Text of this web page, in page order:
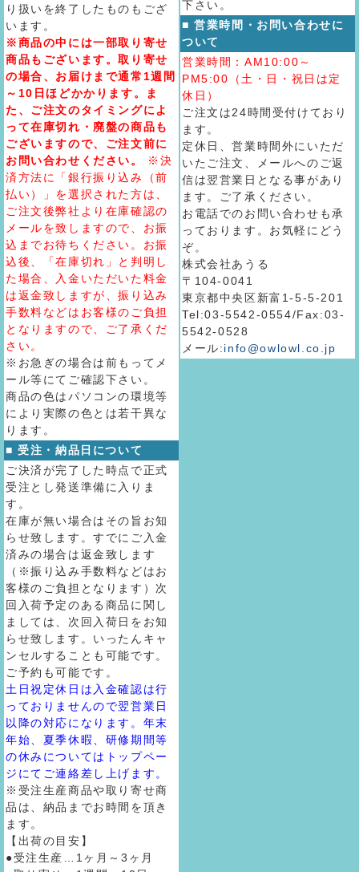
り扱いを終了したものもござ
います。
※商品の中には一部取り寄せ
商品もございます。取り寄せ
の場合、お届けまで通常1週間
～10日ほどかかります。ま
た、ご注文のタイミングによ
って在庫切れ・廃盤の商品も
ございますので、ご注文前に
お問い合わせください。
※決
済方法に「銀行振り込み（前
払い）」を選択された方は、
ご注文後弊社より在庫確認の
メールを致しますので、お振
込までお待ちください。お振
込後、「在庫切れ」と判明し
た場合、入金いただいた料金
は返金致しますが、振り込み
手数料などはお客様のご負担
となりますので、ご了承くだ
さい。
※お急ぎの場合は前もってメ
ール等にてご確認下さい。
商品の色はパソコンの環境等
により実際の色とは若干異な
ります。
■ 受注・納品日について
ご決済が完了した時点で正式
受注とし発送準備に入りま
す。
在庫が無い場合はその旨お知
らせ致します。すでにご入金
済みの場合は返金致します
（※振り込み手数料などはお
客様のご負担となります）次
回入荷予定のある商品に関し
ましては、次回入荷日をお知
らせ致します。いったんキャ
ンセルすることも可能です。
ご予約も可能です。
土日祝定休日は入金確認は行
っておりませんので翌営業日
以降の対応になります。年末
年始、夏季休暇、研修期間等
の休みについてはトップペー
ジにてご連絡差し上げます。
※受注生産商品や取り寄せ商
品は、納品までお時間を頂き
ます。
【出荷の目安】
●受注生産…1ヶ月～3ヶ月
下さい。
■ 営業時間・お問い合わせに
ついて
営業時間：AM10:00～
PM5:00（土・日・祝日は定
休日）
ご注文は24時間受付けており
ます。
定休日、営業時間外にいただ
いたご注文、メールへのご返
信は翌営業日となる事があり
ます。ご了承ください。
お電話でのお問い合わせも承
っております。お気軽にどう
ぞ。
株式会社あうる
〒104-0041
東京都中央区新富1-5-5-201
Tel:03-5542-0554/Fax:03-
5542-0528
メール:info@owlowl.co.jp